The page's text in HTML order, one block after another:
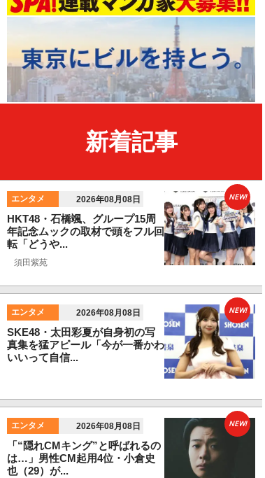
新着記事
エンタメ 2026年08月08日
HKT48・石橋颯、グループ15周
年記念ムックの取材で頭をフル回
転「どうや...
須田紫苑
NEW!
エンタメ 2026年08月08日
SKE48・太田彩夏が自身初の写
真集を猛アピール「今が一番かわ
いいって自信...
NEW!
エンタメ 2026年08月08日
「“隠れCMキング”と呼ばれるの
は…」男性CM起用4位・小倉史
也（29）が...
NEW!